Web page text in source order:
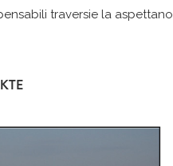
traversie la aspettano.